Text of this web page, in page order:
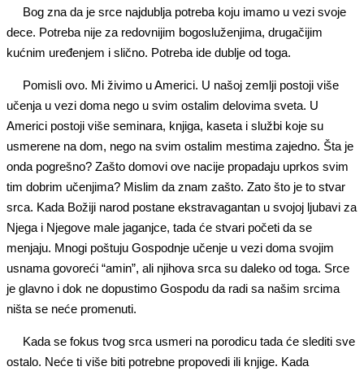
Bog zna da je srce najdublja potreba koju imamo u vezi svoje
dece. Potreba nije za redovnijim bogosluženjima, drugačijim
kućnim uređenjem i slično. Potreba ide dublje od toga.
Pomisli ovo. Mi živimo u Americi. U našoj zemlji postoji više
učenja u vezi doma nego u svim ostalim delovima sveta. U
Americi postoji više seminara, knjiga, kaseta i službi koje su
usmerene na dom, nego na svim ostalim mestima zajedno. Šta je
onda pogrešno? Zašto domovi ove nacije propadaju uprkos svim
tim dobrim učenjima? Mislim da znam zašto. Zato što je to stvar
srca. Kada Božiji narod postane ekstravagantan u svojoj ljubavi za
Njega i Njegove male jaganjce, tada će stvari početi da se
menjaju. Mnogi poštuju Gospodnje učenje u vezi doma svojim
usnama govoreći “amin”, ali njihova srca su daleko od toga. Srce
je glavno i dok ne dopustimo Gospodu da radi sa našim srcima
ništa se neće promenuti.
Kada se fokus tvog srca usmeri na porodicu tada će slediti sve
ostalo. Neće ti više biti potrebne propovedi ili knjige. Kada